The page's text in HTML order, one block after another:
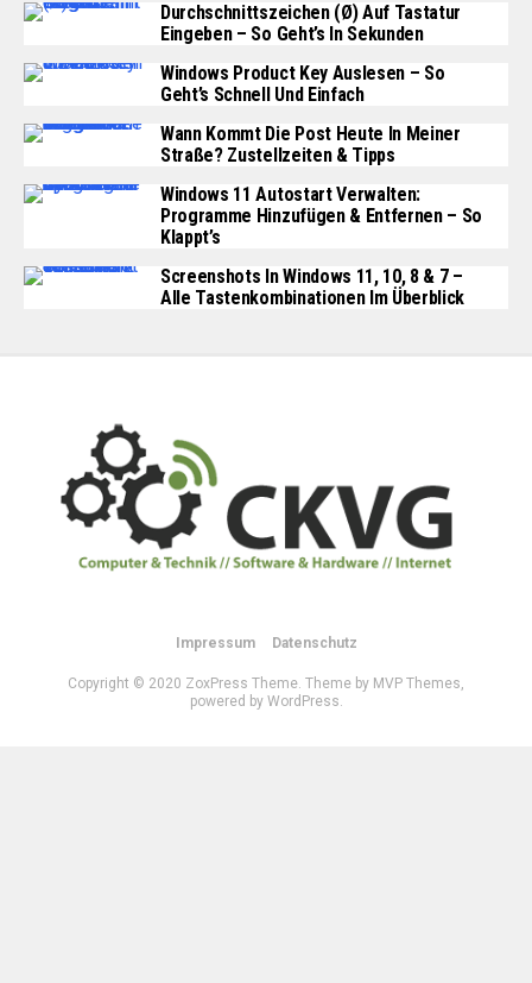
Durchschnittszeichen (Ø) Auf Tastatur
Eingeben – So Geht’s In Sekunden
Windows Product Key Auslesen – So
Geht’s Schnell Und Einfach
Wann Kommt Die Post Heute In Meiner
Straße? Zustellzeiten & Tipps
Windows 11 Autostart Verwalten:
Programme Hinzufügen & Entfernen – So
Klappt’s
Screenshots In Windows 11, 10, 8 & 7 –
Alle Tastenkombinationen Im Überblick
Impressum Datenschutz
Copyright © 2020 ZoxPress Theme. Theme by MVP Themes,
powered by WordPress.